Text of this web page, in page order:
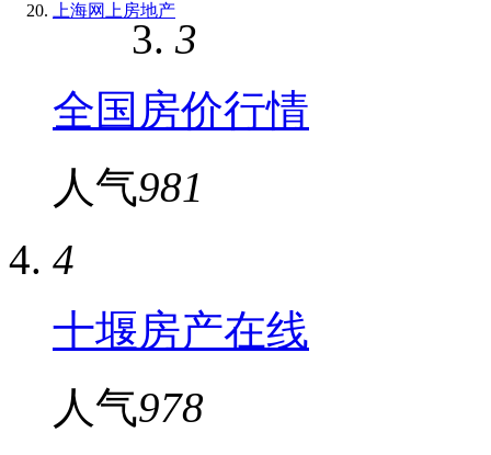
上海网上房地产
3
全国房价行情
人气981
4
十堰房产在线
人气978